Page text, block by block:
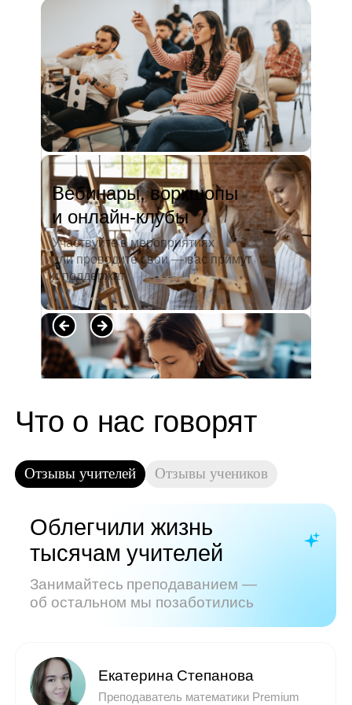
Вебинары, воркшопы
и онлайн-клубы
Участвуйте в мероприятиях
или проводите свои — вас примут
и поддержат
педагогический университет, пошла
преподавать в школу. Проработав в ней
5 лет, я поняла, что нужно двигать...
Читать полностью →
Показать все отзывы
Часто задаваемые
вопросы